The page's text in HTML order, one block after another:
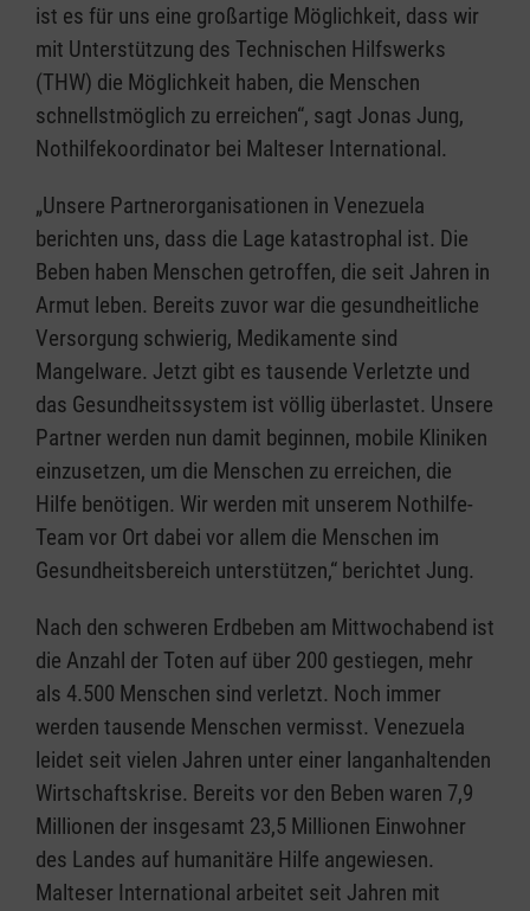
ist es für uns eine großartige Möglichkeit, dass wir
mit Unterstützung des Technischen Hilfswerks
(THW) die Möglichkeit haben, die Menschen
schnellstmöglich zu erreichen“, sagt Jonas Jung,
Nothilfekoordinator bei Malteser International.
„Unsere Partnerorganisationen in Venezuela
berichten uns, dass die Lage katastrophal ist. Die
Beben haben Menschen getroffen, die seit Jahren in
Armut leben. Bereits zuvor war die gesundheitliche
Versorgung schwierig, Medikamente sind
Mangelware. Jetzt gibt es tausende Verletzte und
das Gesundheitssystem ist völlig überlastet. Unsere
Partner werden nun damit beginnen, mobile Kliniken
einzusetzen, um die Menschen zu erreichen, die
Hilfe benötigen. Wir werden mit unserem Nothilfe-
Team vor Ort dabei vor allem die Menschen im
Gesundheitsbereich unterstützen,“ berichtet Jung.
Nach den schweren Erdbeben am Mittwochabend ist
die Anzahl der Toten auf über 200 gestiegen, mehr
als 4.500 Menschen sind verletzt. Noch immer
werden tausende Menschen vermisst. Venezuela
leidet seit vielen Jahren unter einer langanhaltenden
Wirtschaftskrise. Bereits vor den Beben waren 7,9
Millionen der insgesamt 23,5 Millionen Einwohner
des Landes auf humanitäre Hilfe angewiesen.
Malteser International arbeitet seit Jahren mit